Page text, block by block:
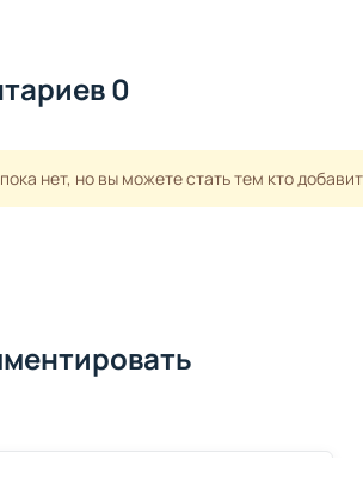
0
нет, но вы можете стать тем кто